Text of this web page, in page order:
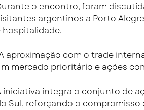
o encontro, foram
argentinos a Porto
hospitalidade.
aproximação com o trade
mercado prioritário e ações
iniciativa integra o conjunto de
Sul, reforçando o